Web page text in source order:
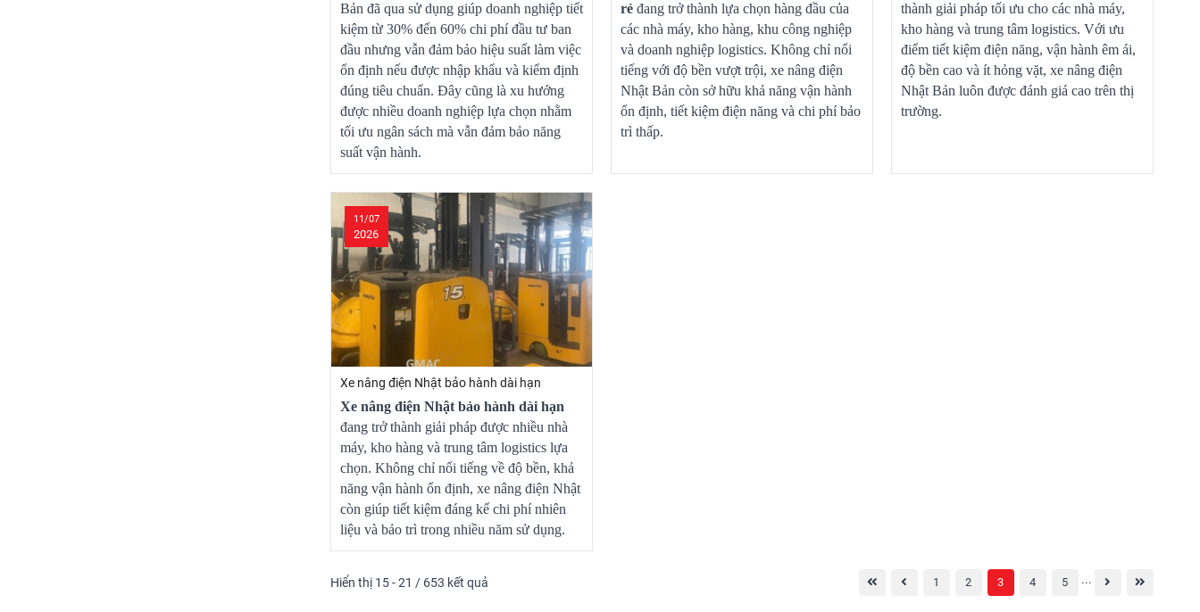
Bản đã qua sử dụng giúp doanh nghiệp tiết
kiệm từ 30% đến 60% chi phí đầu tư ban
đầu nhưng vẫn đảm bảo hiệu suất làm việc
ổn định nếu được nhập khẩu và kiểm định
đúng tiêu chuẩn. Đây cũng là xu hướng
được nhiều doanh nghiệp lựa chọn nhằm
tối ưu ngân sách mà vẫn đảm bảo năng
suất vận hành.
rẻđang trở thành lựa chọn hàng đầu của
các nhà máy, kho hàng, khu công nghiệp
và doanh nghiệp logistics. Không chỉ nổi
tiếng với độ bền vượt trội, xe nâng điện
Nhật Bản còn sở hữu khả năng vận hành
ổn định, tiết kiệm điện năng và chi phí bảo
trì thấp.
thành giải pháp tối ưu cho các nhà máy,
kho hàng và trung tâm logistics. Với ưu
điểm tiết kiệm điện năng, vận hành êm ái,
độ bền cao và ít hỏng vặt, xe nâng điện
Nhật Bản luôn được đánh giá cao trên thị
trường.
Xe nâng điện Nhật bảo hành dài hạn
11/07
2026
Xe nâng điện Nhật bảo hành dài hạn
đang trở thành giải pháp được nhiều nhà
máy, kho hàng và trung tâm logistics lựa
chọn. Không chỉ nổi tiếng về độ bền, khả
năng vận hành ổn định, xe nâng điện Nhật
còn giúp tiết kiệm đáng kể chi phí nhiên
liệu và bảo trì trong nhiều năm sử dụng.
Hiển thị 15 - 21 / 653 kết quả 1 2 3 4 5 ...